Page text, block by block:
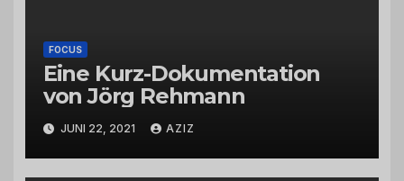
FOCUS
Eine Kurz-Dokumentation
von Jörg Rehmann
JUNI 22, 2021 AZIZ